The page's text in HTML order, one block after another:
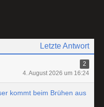
Letzte Antwort
2
4. August 2026 um 16:24
kommt beim Brühen aus